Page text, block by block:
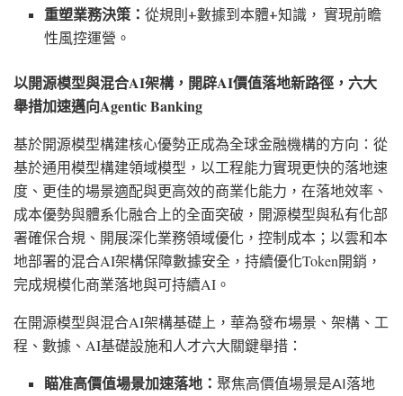
重塑業務決策：從規則+數據到本體+知識， 實現前瞻
性風控運營。
以開源模型與混合AI架構，開辟AI價值落地新路徑，六大
舉措加速邁向Agentic Banking
基於開源模型構建核心優勢正成為全球金融機構的方向：從
基於通用模型構建領域模型，以工程能力實現更快的落地速
度、更佳的場景適配與更高效的商業化能力，在落地效率、
成本優勢與體系化融合上的全面突破，開源模型與私有化部
署確保合規、開展深化業務領域優化，控制成本；以雲和本
地部署的混合AI架構保障數據安全，持續優化Token開銷，
完成規模化商業落地與可持續AI。
在開源模型與混合AI架構基礎上，華為發布場景、架構、工
程、數據、AI基礎設施和人才六大關鍵舉措：
瞄准高價值場景加速落地：聚焦高價值場景是AI落地